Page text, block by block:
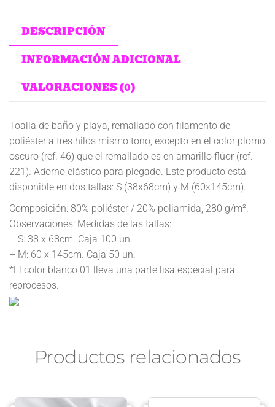
DESCRIPCIÓN
INFORMACIÓN ADICIONAL
VALORACIONES (0)
Toalla de baño y playa, remallado con filamento de
poliéster a tres hilos mismo tono, excepto en el color plomo
oscuro (ref. 46) que el remallado es en amarillo flúor (ref.
221). Adorno elástico para plegado. Este producto está
disponible en dos tallas: S (38x68cm) y M (60x145cm).
Composición: 80% poliéster / 20% poliamida, 280 g/m².
Observaciones: Medidas de las tallas:
– S: 38 x 68cm. Caja 100 un.
– M: 60 x 145cm. Caja 50 un.
*El color blanco 01 lleva una parte lisa especial para
reprocesos.
Productos relacionados